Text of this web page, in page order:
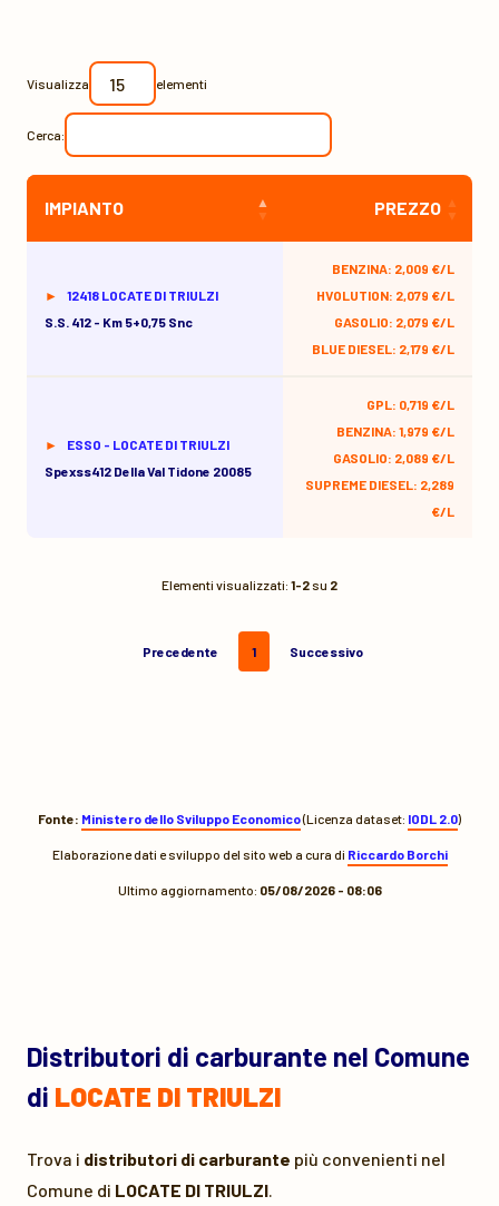
Visualizza elementi
Cerca:
IMPIANTO PREZZO
12418 LOCATE DI TRIULZI
S.s. 412 - Km 5+0,75 Snc
BENZINA: 2,009 €/L
HVOLUTION: 2,079 €/L
GASOLIO: 2,079 €/L
BLUE DIESEL: 2,179 €/L
ESSO - LOCATE DI TRIULZI
Spexss412 Della Val Tidone 20085
GPL: 0,719 €/L
BENZINA: 1,979 €/L
GASOLIO: 2,089 €/L
SUPREME DIESEL: 2,289
€/L
Elementi visualizzati: 1-2su 2
Precedente 1 Successivo
Fonte: Ministero dello Sviluppo Economico(Licenza dataset: IODL 2.0)
Elaborazione dati e sviluppo del sito web a cura di Riccardo Borchi
Ultimo aggiornamento: 05/08/2026 - 08:06
Distributori di carburante nel Comune
di LOCATE DI TRIULZI
Trova i distributori di carburante più convenienti nel
Comune di LOCATE DI TRIULZI.